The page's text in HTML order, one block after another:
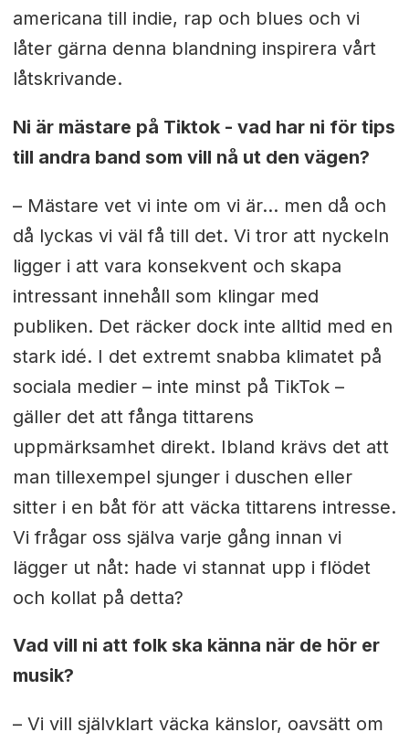
americana till indie, rap och blues och vi
låter gärna denna blandning inspirera vårt
låtskrivande.
Ni är mästare på Tiktok - vad har ni för tips
till andra band som vill nå ut den vägen?
– Mästare vet vi inte om vi är... men då och
då lyckas vi väl få till det. Vi tror att nyckeln
ligger i att vara konsekvent och skapa
intressant innehåll som klingar med
publiken. Det räcker dock inte alltid med en
stark idé. I det extremt snabba klimatet på
sociala medier – inte minst på TikTok –
gäller det att fånga tittarens
uppmärksamhet direkt. Ibland krävs det att
man tillexempel sjunger i duschen eller
sitter i en båt för att väcka tittarens intresse.
Vi frågar oss själva varje gång innan vi
lägger ut nåt: hade vi stannat upp i flödet
och kollat på detta?
Vad vill ni att folk ska känna när de hör er
musik?
– Vi vill självklart väcka känslor, oavsätt om